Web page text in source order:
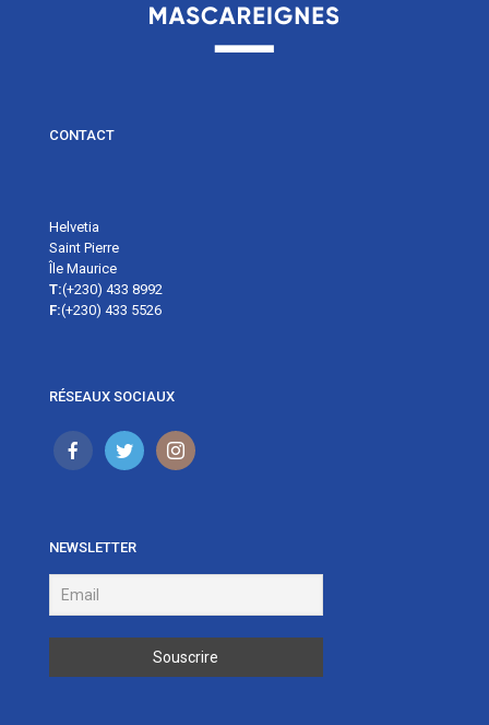
CONTACT
Helvetia
Saint Pierre
Île Maurice
T:(+230) 433 8992
F:(+230) 433 5526
RÉSEAUX SOCIAUX
NEWSLETTER